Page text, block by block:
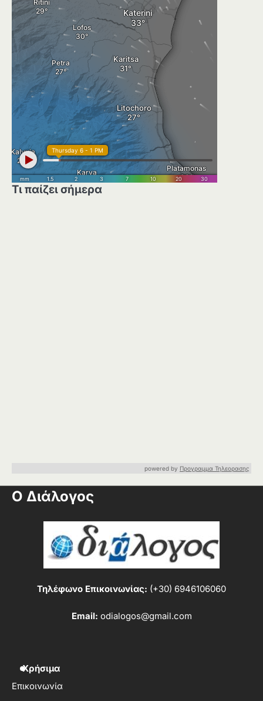
Τι παίζει σήμερα
powered by Προγραμμα Τηλεορασης
Ο Διάλογος
Τηλέφωνο Επικοινωνίας: (+30) 6946106060
Email: odialogos@gmail.com
Χρήσιμα
Επικοινωνία